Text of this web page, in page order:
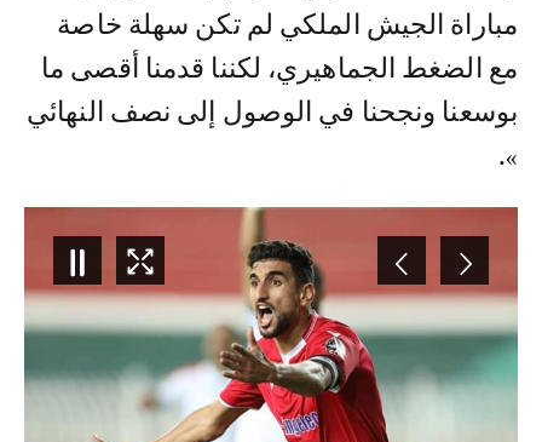
مباراة الجيش الملكي لم تكن سهلة خاصة
مع الضغط الجماهيري، لكننا قدمنا أقصى ما
بوسعنا ونجحنا في الوصول إلى نصف النهائي
».